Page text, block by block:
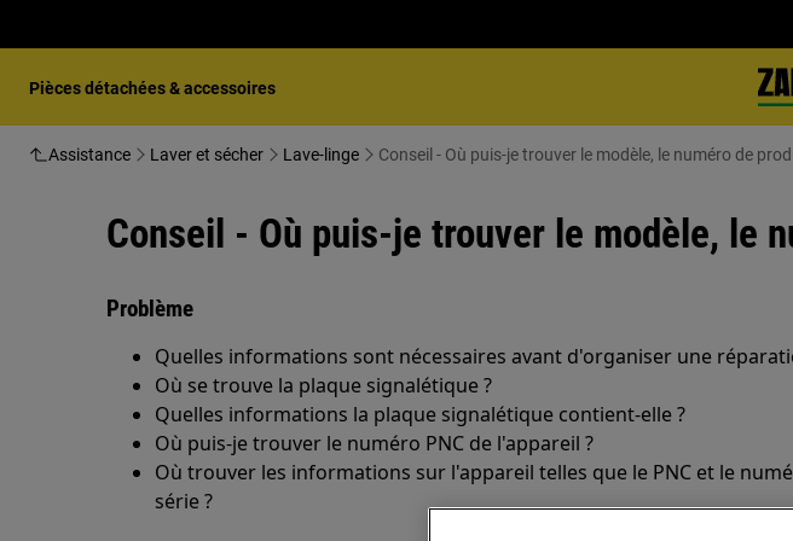
Pièces détachées & accessoires
Assistance Laver et sécher Lave-linge Conseil - Où puis-je trouver le modèle, le numéro de
Conseil - Où puis-je trouver le modèle, le
Problème
Quelles informations sont nécessaires avant d'organiser une
Où se trouve la plaque signalétique ?
Quelles informations la plaque signalétique contient-elle ?
Où puis-je trouver le numéro PNC de l'appareil ?
Où trouver les informations sur l'appareil telles que le PNC et le
série ?